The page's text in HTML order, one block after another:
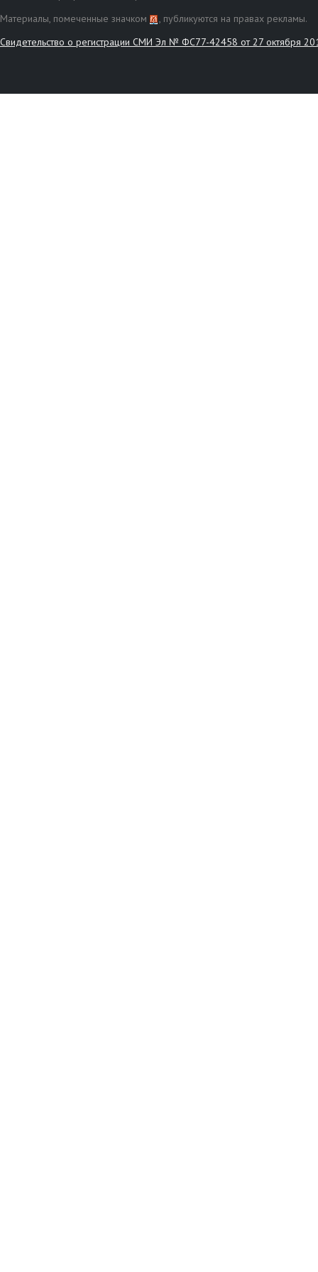
Материалы, помеченные значком
, публикуются на правах рекламы.
Свидетельство о регистрации СМИ Эл № ФС77-42458 от 27 октября